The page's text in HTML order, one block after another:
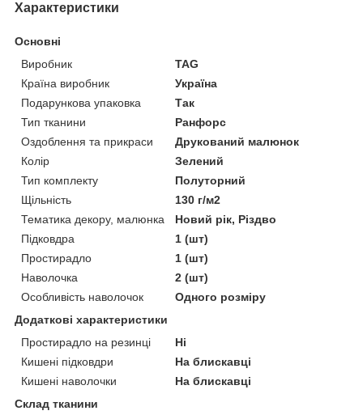
Характеристики
Основні
Виробник
TAG
Країна виробник
Україна
Подарункова упаковка
Так
Тип тканини
Ранфорс
Оздоблення та прикраси
Друкований малюнок
Колір
Зелений
Тип комплекту
Полуторний
Щільність
130 г/м2
Тематика декору, малюнка
Новий рік, Різдво
Підковдра
1 (шт)
Простирадло
1 (шт)
Наволочка
2 (шт)
Особливість наволочок
Одного розміру
Додаткові характеристики
Простирадло на резинці
Ні
Кишені підковдри
На блискавці
Кишені наволочки
На блискавці
Склад тканини